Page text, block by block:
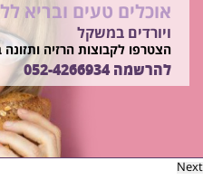
להיות מוכנות לקיץ
בשיטת ד"ר אולגה רז
רוצים ללמוד איך?
התקשרו 052-4266934
אוכלים טעים ובריא
ויורדים במשקל
הצטרפו לקבוצות הרזיה
להרשמה052-4266934
Next